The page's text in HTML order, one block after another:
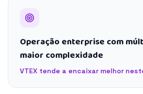
Operação enterprise com
maior complexidade
VTEX tende a encaixar melhor